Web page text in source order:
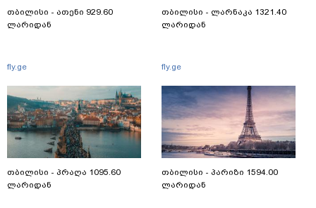
თბილისი - ათენი 929.60
ლარიდან
fly.ge
თბილისი - პრაღა 1095.60
ლარიდან
თბილისი - ლარნაკა 1321.40
ლარიდან
fly.ge
თბილისი - პარიზი 1594.00
ლარიდან